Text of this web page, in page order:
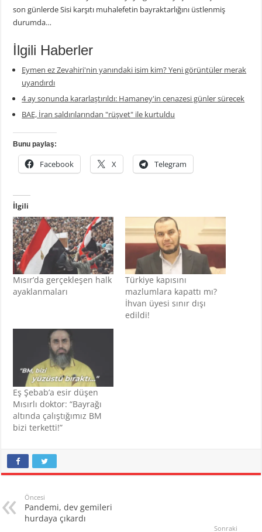
son günlerde Sisi karşıtı muhalefetin bayraktarlığını üstlenmiş
durumda…
İlgili Haberler
Eymen ez Zevahiri'nin yanındaki isim kim? Yeni görüntüler merak
uyandırdı
4 ay sonunda kararlaştırıldı: Hamaney'in cenazesi günler sürecek
BAE, İran saldırılarından "rüşvet" ile kurtuldu
Bunu paylaş:
Facebook X Telegram
İlgili
Mısır’da gerçekleşen halk
ayaklanmaları
Türkiye kapısını
mazlumlara kapattı mı?
İhvan üyesi sınır dışı
edildi!
Eş Şebab’a esir düşen
Mısırlı doktor: “Bayrağı
altında çalıştığımız BM
bizi terketti!”
Öncesi
Pandemi, dev gemileri
hurdaya çıkardı
Sonraki